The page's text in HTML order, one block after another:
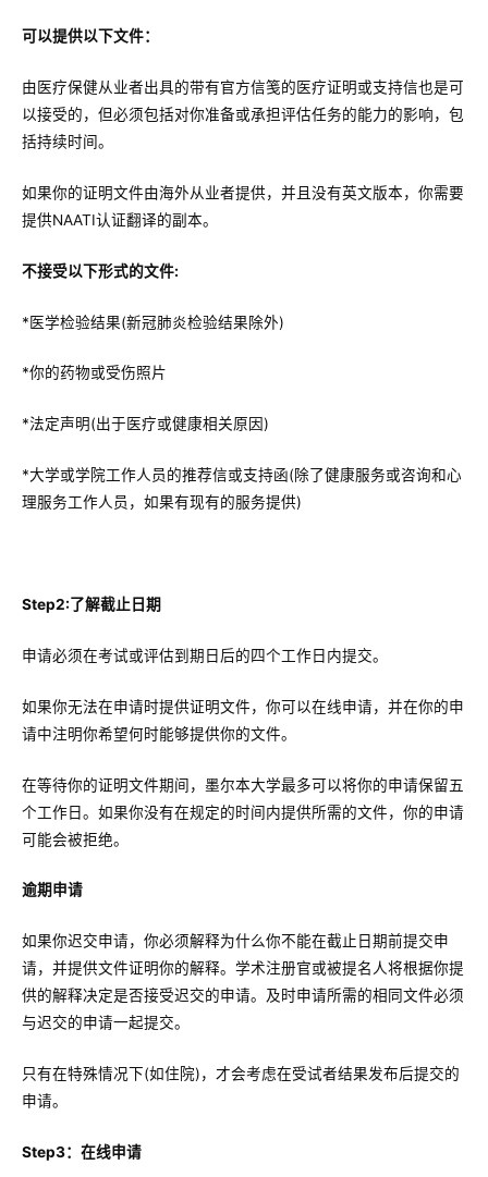
可以提供以下文件：
由医疗保健从业者出具的带有官方信笺的医疗证明或支持信也是可
以接受的，但必须包括对你准备或承担评估任务的能力的影响，包
括持续时间。
如果你的证明文件由海外从业者提供，并且没有英文版本，你需要
提供NAATI认证翻译的副本。
不接受以下形式的文件:
*医学检验结果(新冠肺炎检验结果除外)
*你的药物或受伤照片
*法定声明(出于医疗或健康相关原因)
*大学或学院工作人员的推荐信或支持函(除了健康服务或咨询和心
理服务工作人员，如果有现有的服务提供)
Step2:了解截止日期
申请必须在考试或评估到期日后的四个工作日内提交。
如果你无法在申请时提供证明文件，你可以在线申请，并在你的申
请中注明你希望何时能够提供你的文件。
在等待你的证明文件期间，墨尔本大学最多可以将你的申请保留五
个工作日。如果你没有在规定的时间内提供所需的文件，你的申请
可能会被拒绝。
逾期申请
如果你迟交申请，你必须解释为什么你不能在截止日期前提交申
请，并提供文件证明你的解释。学术注册官或被提名人将根据你提
供的解释决定是否接受迟交的申请。及时申请所需的相同文件必须
与迟交的申请一起提交。
只有在特殊情况下(如住院)，才会考虑在受试者结果发布后提交的
申请。
Step3：在线申请